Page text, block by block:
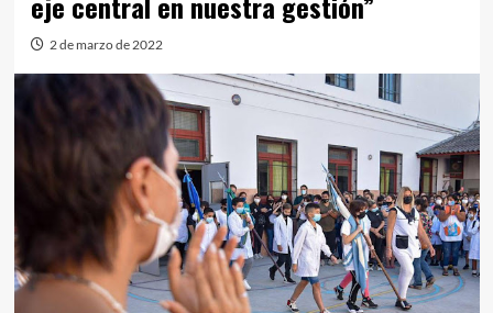
2 de marzo de 2022